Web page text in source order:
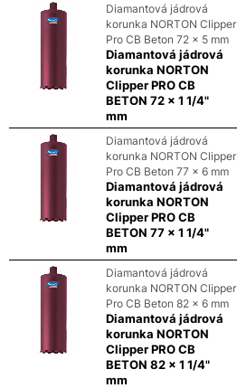
Diamantová jádrová
korunka NORTON Clipper
Pro CB Beton 72 x 5 mm
Diamantová jádrová
korunka NORTON
Clipper PRO CB
BETON 72 x 1 1/4"
mm
Diamantová jádrová
korunka NORTON Clipper
Pro CB Beton 77 x 6 mm
Diamantová jádrová
korunka NORTON
Clipper PRO CB
BETON 77 x 1 1/4"
mm
Diamantová jádrová
korunka NORTON Clipper
Pro CB Beton 82 x 6 mm
Diamantová jádrová
korunka NORTON
Clipper PRO CB
BETON 82 x 1 1/4"
mm